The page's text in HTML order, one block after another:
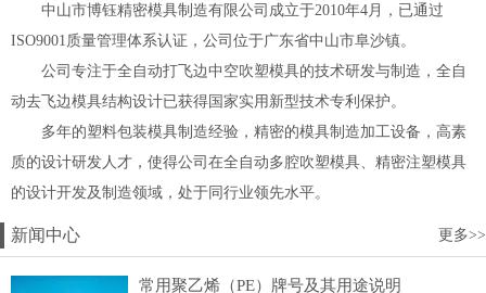
中山市博钰精密模具制造有限公司成立于2010年4月，已通过
ISO9001质量管理体系认证，公司位于广东省中山市阜沙镇。
公司专注于全自动打飞边中空吹塑模具的技术研发与制造，全自
动去飞边模具结构设计已获得国家实用新型技术专利保护。
多年的塑料包装模具制造经验，精密的模具制造加工设备，高素
质的设计研发人才，使得公司在全自动多腔吹塑模具、精密注塑模具
的设计开发及制造领域，处于同行业领先水平。
新闻中心 更多>>
常用聚乙烯（PE）牌号及其用途说明